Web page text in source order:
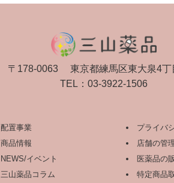
〒178-0063
東京都練馬区東大泉4丁
TEL： 03-3922-1506
配置事業
商品情報
NEWS/イベント
三山薬品コラム
プライバ
店舗の管
医薬品の
特定商品